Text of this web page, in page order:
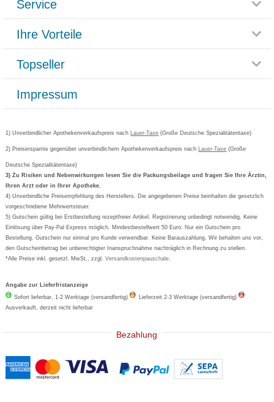
Glossar
Häufig gestellte Fragen
Datenschutz
AGB
Cookie-Einstellungen
Vertrag widerrufen
Service
Rücksendemöglichkeit
Paketlieferstatus
Versandkosten
Bestellschein ausfüllen
Newsletteranmeldung
Ihre Vorteile
Rezeptlieferung
Bonusprogramm
Gutschein und Rabatte
Kundenbewertung
Topseller
Grippostad
Bepanthen
Formoline
Wick
Eucerin
Basica
Impressum
1) Unverbindlicher Apothekenverkaufspreis nach Lauer-Taxe (Große Deutsche Spezialitätentaxe)
2) Preisersparnis gegenüber unverbindlichem Apothekenverkaufspreis nach Lauer-Taxe (Große
Deutsche Spezialitätentaxe)
3) Zu Risiken und Nebenwirkungen lesen Sie die Packungsbeilage und fragen Sie Ihre Ärztin,
Ihren Arzt oder in Ihrer Apotheke.
4) Unverbindliche Preisempfehlung des Herstellers. Die angegebenen Preise beinhalten die gesetzlich
vorgeschriebene Mehrwertsteuer.
5) Gutschein gültig bei Erstbestellung rezeptfreier Artikel. Registrierung unbedingt notwendig. Keine
Einlösung über Pay-Pal Express möglich. Mindestbestellwert 50 Euro. Nur ein Gutschein pro
Bestellung. Gutschein nur einmal pro Kunde verwendbar. Keine Barauszahlung. Wir behalten uns vor,
den Gutscheinbetrag bei unberechtigter Inanspruchnahme nachträglich in Rechnung zu stellen.
*Alle Preise inkl. gesetzl. MwSt., zzgl.Versandkostenpauschale
Angabe zur Lieferfristanzeige
Sofort lieferbar, 1-2 Werktage (versandfertig)
Lieferzeit 2-3 Werktage (versandfertig)
Ausverkauft, derzeit nicht lieferbar
Bezahlung